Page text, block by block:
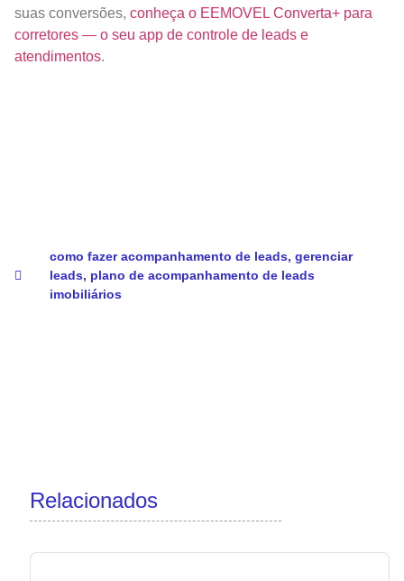
suas conversões, conheça o EEMOVEL Converta+ para
corretores — o seu app de controle de leads e
atendimentos.
como fazer acompanhamento de leads, gerenciar
leads, plano de acompanhamento de leads
imobiliários
Relacionados